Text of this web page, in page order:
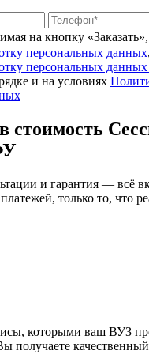
на кнопку
персональных данных
персональных
и на условиях
в стоимость
и гарантия — всё
только то, что
которыми ваш ВУЗ
получаете качественный